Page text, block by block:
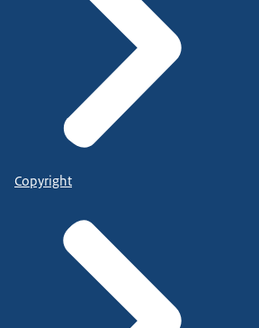
Copyright